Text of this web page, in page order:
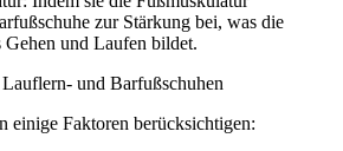
zur Stärkung bei, was die
Gehen und Laufen bildet.
und Barfußschuhen
einige Faktoren berücksichtigen: